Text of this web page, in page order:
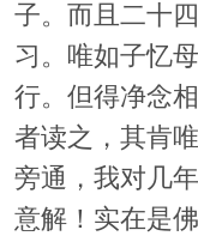
子。而且二十
习。唯如子忆
行。但得净念
者读之，其肯
旁通，我对几
意解！实在是